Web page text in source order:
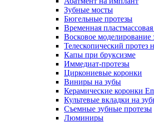
Зубные мосты
Бюгельные протезы
Временная
Восковое моделирование
Телескопический протез
Капы при бруксизме
Иммедиат-протезы
Циркониевые коронки
Виниры на зубы
Керамические коронки
Культевые вкладки на
Съемные зубные протезы
Люминиры